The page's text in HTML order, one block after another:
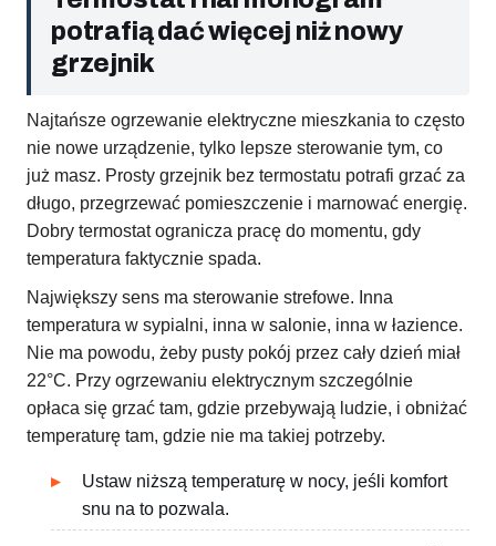
potrafią dać więcej niż nowy
grzejnik
Najtańsze ogrzewanie elektryczne mieszkania to często
nie nowe urządzenie, tylko lepsze sterowanie tym, co
już masz. Prosty grzejnik bez termostatu potrafi grzać za
długo, przegrzewać pomieszczenie i marnować energię.
Dobry termostat ogranicza pracę do momentu, gdy
temperatura faktycznie spada.
Największy sens ma sterowanie strefowe. Inna
temperatura w sypialni, inna w salonie, inna w łazience.
Nie ma powodu, żeby pusty pokój przez cały dzień miał
22°C. Przy ogrzewaniu elektrycznym szczególnie
opłaca się grzać tam, gdzie przebywają ludzie, i obniżać
temperaturę tam, gdzie nie ma takiej potrzeby.
Ustaw niższą temperaturę w nocy, jeśli komfort
snu na to pozwala.